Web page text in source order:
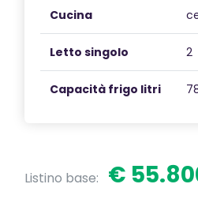
Cucina
Letto singolo 2
Capacità frigo litri
Listino base: €